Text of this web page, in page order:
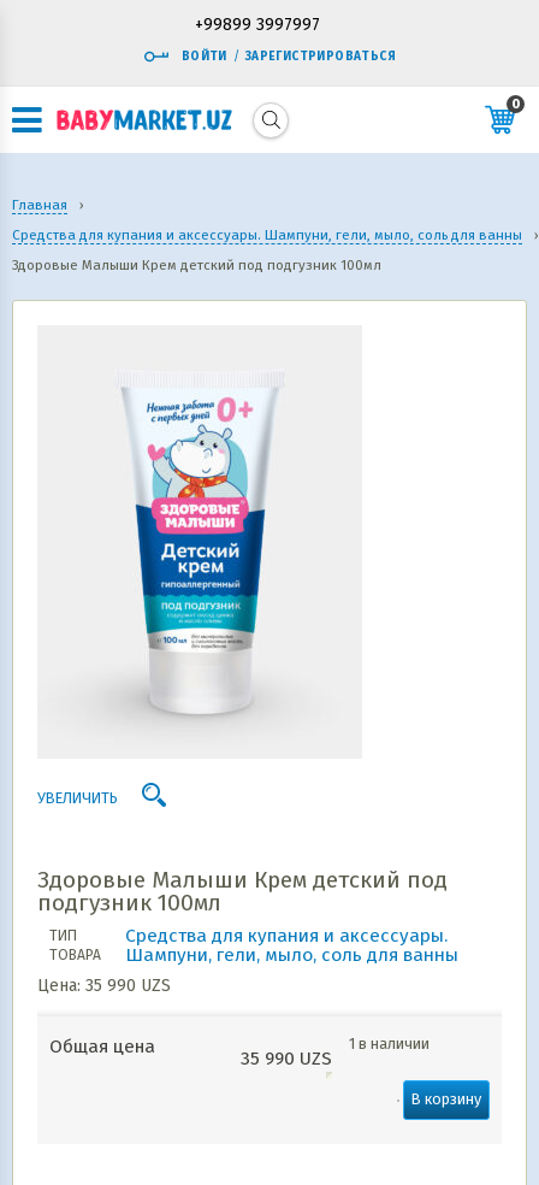
+99899 3997997
ВОЙТИ / ЗАРЕГИСТРИРОВАТЬСЯ
0
Главная
›
Средства для купания и аксессуары. Шампуни, гели, мыло, соль для ванны
›
Здоровые Малыши Крем детский под подгузник 100мл
УВЕЛИЧИТЬ
Здоровые Малыши Крем детский под
подгузник 100мл
ТИП
ТОВАРА
Средства для купания и аксессуары.
Шампуни, гели, мыло, соль для ванны
Цена: 35 990 UZS
Общая цена
35 990 UZS
1 в наличии
В корзину